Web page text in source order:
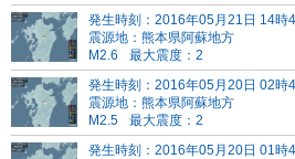
発生時刻：2016年05月21日 14時
震源地：熊本県阿蘇地方
M2.6
最大震度：2
発生時刻：2016年05月20日 02時
震源地：熊本県阿蘇地方
M2.5
最大震度：2
発生時刻：2016年05月20日 01時